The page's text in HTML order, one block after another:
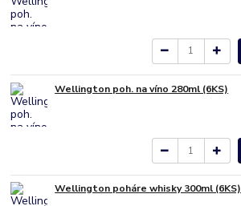
Wellington poh. na víno 280ml (6KS)
Wellington poháre whisky 300ml (6KS)